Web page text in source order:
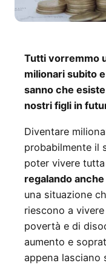
Tutti vorremmo
milionari subito
sanno che
nostri figli in
Diventare
probabilmente il
poter vivere
regalando
una situazione
riescono a
povertà e di
aumento e
appena lasciano